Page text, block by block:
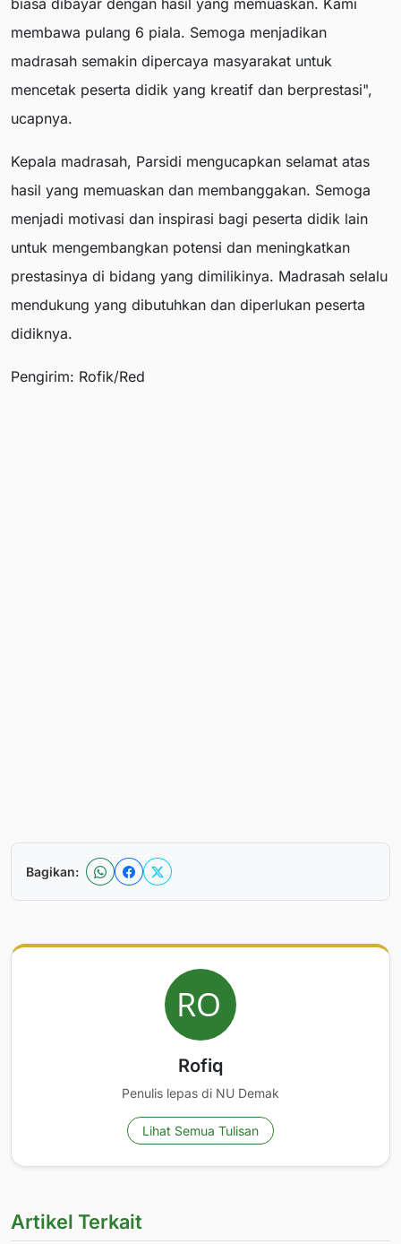
biasa dibayar dengan hasil yang memuaskan. Kami
membawa pulang 6 piala. Semoga menjadikan
madrasah semakin dipercaya masyarakat untuk
mencetak peserta didik yang kreatif dan berprestasi",
ucapnya.
Kepala madrasah, Parsidi mengucapkan selamat atas
hasil yang memuaskan dan membanggakan. Semoga
menjadi motivasi dan inspirasi bagi peserta didik lain
untuk mengembangkan potensi dan meningkatkan
prestasinya di bidang yang dimilikinya. Madrasah selalu
mendukung yang dibutuhkan dan diperlukan peserta
didiknya.
Pengirim: Rofik/Red
Bagikan:
Rofiq
Penulis lepas di NU Demak
Lihat Semua Tulisan
Artikel Terkait